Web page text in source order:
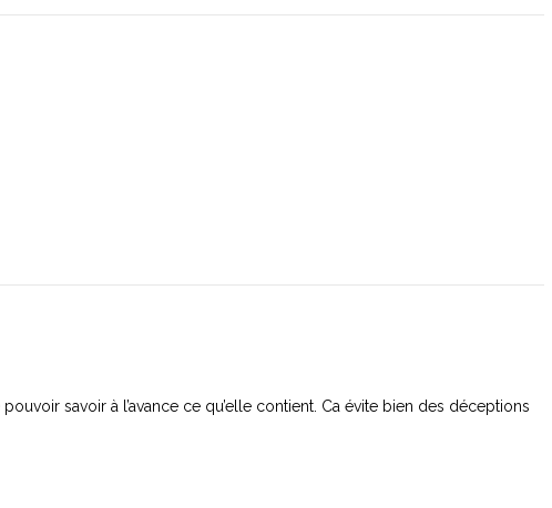
savoir à l’avance ce qu’elle contient. Ca évite bien des déceptions